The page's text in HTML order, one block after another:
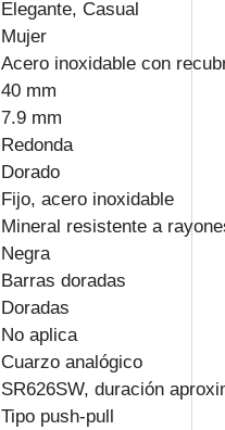
Elegante, Casual
Mujer
Acero inoxidable con
40 mm
7.9 mm
Redonda
Dorado
Fijo, acero inoxidable
Mineral resistente a
Negra
Barras doradas
Doradas
No aplica
Cuarzo analógico
SR626SW, duración
Tipo push-pull